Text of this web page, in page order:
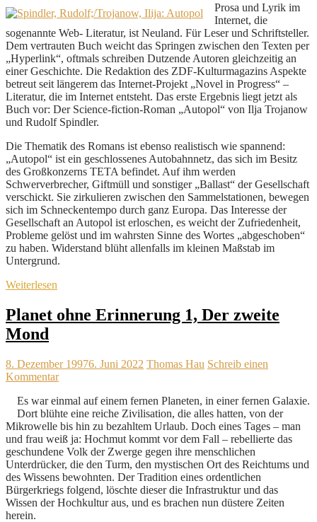
Prosa und Lyrik im
Internet, die
sogenannte Web- Literatur, ist Neuland. Für Leser und Schriftsteller.
Dem vertrauten Buch weicht das Springen zwischen den Texten per
„Hyperlink“, oftmals schreiben Dutzende Autoren gleichzeitig an
einer Geschichte. Die Redaktion des ZDF-Kulturmagazins Aspekte
betreut seit längerem das Internet-Projekt „Novel in Progress“ –
Literatur, die im Internet entsteht. Das erste Ergebnis liegt jetzt als
Buch vor: Der Science-fiction-Roman „Autopol“ von Ilja Trojanow
und Rudolf Spindler.
Die Thematik des Romans ist ebenso realistisch wie spannend:
„Autopol“ ist ein geschlossenes Autobahnnetz, das sich im Besitz
des Großkonzerns TETA befindet. Auf ihm werden
Schwerverbrecher, Giftmüll und sonstiger „Ballast“ der Gesellschaft
verschickt. Sie zirkulieren zwischen den Sammelstationen, bewegen
sich im Schneckentempo durch ganz Europa. Das Interesse der
Gesellschaft an Autopol ist erloschen, es weicht der Zufriedenheit,
Probleme gelöst und im wahrsten Sinne des Wortes „abgeschoben“
zu haben. Widerstand blüht allenfalls im kleinen Maßstab im
Untergrund.
Weiterlesen
Planet ohne Erinnerung 1, Der zweite
Mond
8. Dezember 19976. Juni 2022 Thomas Hau Schreib einen
Kommentar
Es war einmal auf einem fernen Planeten, in einer fernen Galaxie.
Dort blühte eine reiche Zivilisation, die alles hatten, von der
Mikrowelle bis hin zu bezahltem Urlaub. Doch eines Tages – man
und frau weiß ja: Hochmut kommt vor dem Fall – rebellierte das
geschundene Volk der Zwerge gegen ihre menschlichen
Unterdrücker, die den Turm, den mystischen Ort des Reichtums und
des Wissens bewohnten. Der Tradition eines ordentlichen
Bürgerkriegs folgend, löschte dieser die Infrastruktur und das
Wissen der Hochkultur aus, und es brachen nun düstere Zeiten
herein.